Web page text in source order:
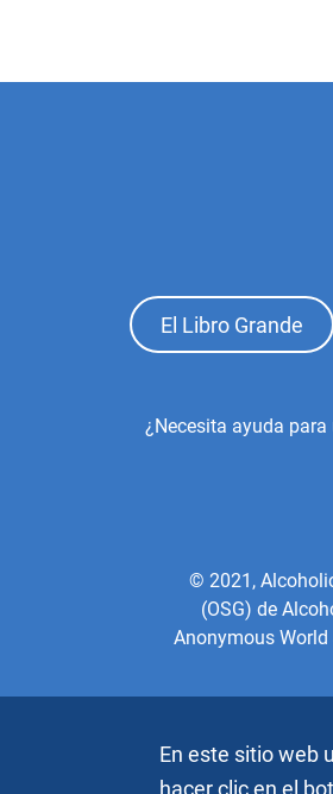
Footer
Top
Menu
El Libro Grande
Footer
¿Necesita ayuda
© 2021,
(OSG) de
Anonymous World
En este sitio web
hacer clic en el